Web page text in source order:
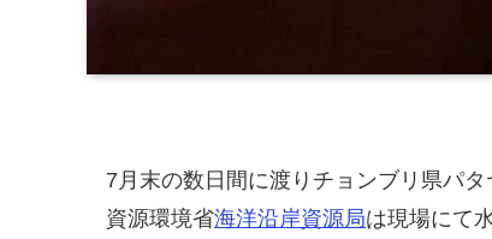
7月末の数日間に渡りチョンブリ県パ
資源環境省海洋沿岸資源局は現場にて